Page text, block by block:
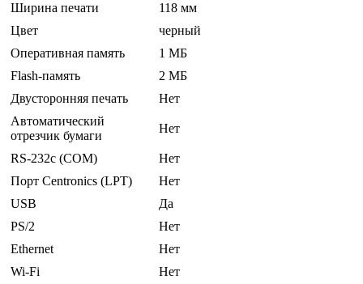
Ширина печати
118 мм
Цвет
черный
Оперативная память
1 МБ
Flash-память
2 МБ
Двусторонняя печать
Нет
Автоматический
отрезчик бумаги
Нет
RS-232c (COM)
Нет
Порт Centronics (LPT)
Нет
USB
Да
PS/2
Нет
Ethernet
Нет
Wi-Fi
Нет